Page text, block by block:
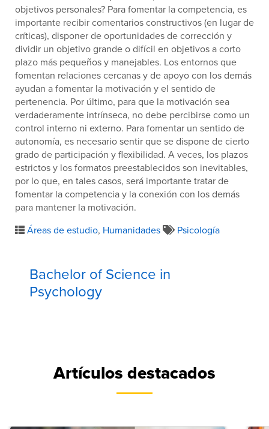
objetivos personales? Para fomentar la competencia, es
importante recibir comentarios constructivos (en lugar de
críticas), disponer de oportunidades de corrección y
dividir un objetivo grande o difícil en objetivos a corto
plazo más pequeños y manejables. Los entornos que
fomentan relaciones cercanas y de apoyo con los demás
ayudan a fomentar la motivación y el sentido de
pertenencia. Por último, para que la motivación sea
verdaderamente intrínseca, no debe percibirse como un
control interno ni externo. Para fomentar un sentido de
autonomía, es necesario sentir que se dispone de cierto
grado de participación y flexibilidad. A veces, los plazos
estrictos y los formatos preestablecidos son inevitables,
por lo que, en tales casos, será importante tratar de
fomentar la competencia y la conexión con los demás
para mantener la motivación.
Áreas de estudio, Humanidades Psicología
Bachelor of Science in
Psychology
Artículos destacados